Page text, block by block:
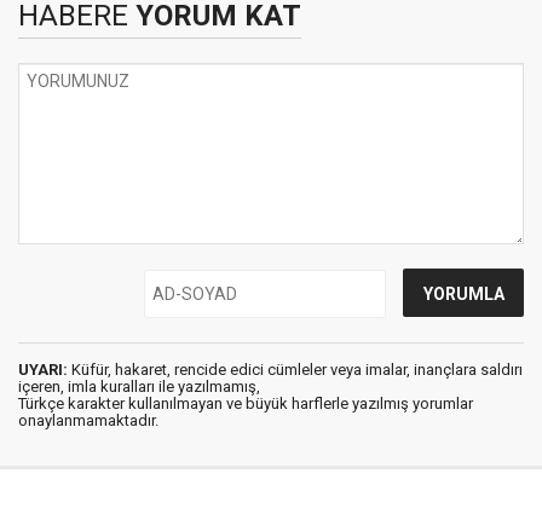
HABERE YORUM KAT
UYARI: Küfür, hakaret, rencide edici cümleler veya imalar, inançlara saldırı
içeren, imla kuralları ile yazılmamış,
Türkçe karakter kullanılmayan ve büyük harflerle yazılmış yorumlar
onaylanmamaktadır.